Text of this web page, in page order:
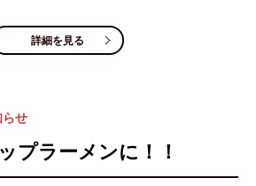
詳細を見る
らせ
プラーメンに！！